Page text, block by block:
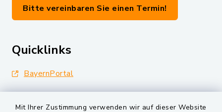
Mit Ihrer Zustimmung verwenden wir auf dieser Website
Bitte vereinbaren Sie einen Termin!
Quicklinks
BayernPortal
Landkreis Schwandorf